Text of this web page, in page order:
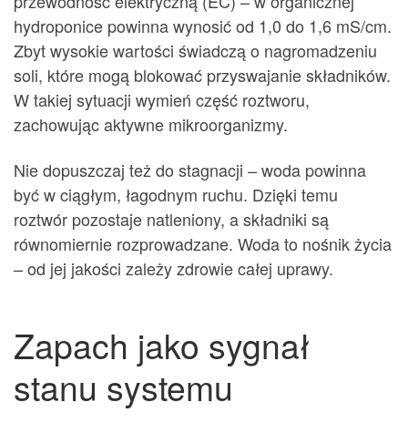
hydroponice powinna wynosić od 1,0 do 1,6 mS/cm.
Zbyt wysokie wartości świadczą o nagromadzeniu
soli, które mogą blokować przyswajanie składników.
W takiej sytuacji wymień część roztworu,
zachowując aktywne mikroorganizmy.
Nie dopuszczaj też do stagnacji – woda powinna
być w ciągłym, łagodnym ruchu. Dzięki temu
roztwór pozostaje natleniony, a składniki są
równomiernie rozprowadzane. Woda to nośnik życia
– od jej jakości zależy zdrowie całej uprawy.
Zapach jako sygnał
stanu systemu